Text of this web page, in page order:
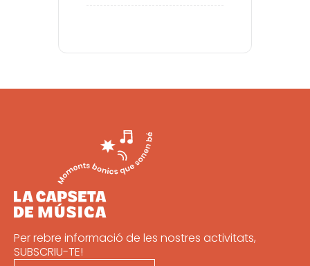
Per rebre informació de les nostres activitats,
SUBSCRIU-TE!